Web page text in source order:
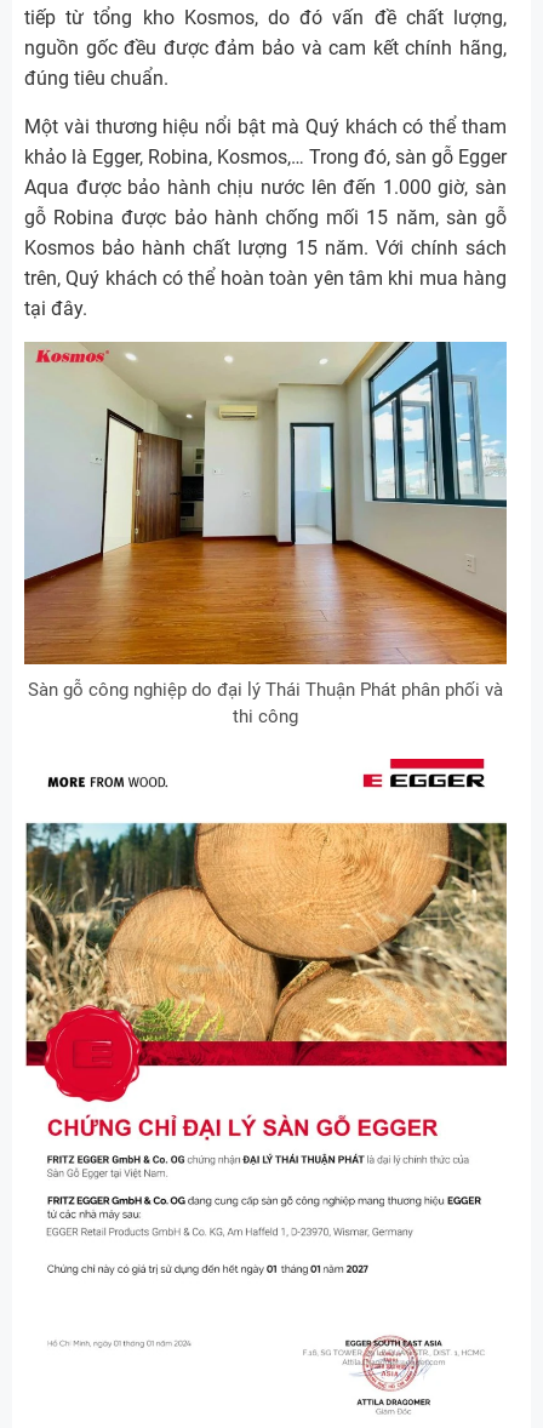
tiếp từ tổng kho Kosmos, do đó vấn đề chất lượng,
nguồn gốc đều được đảm bảo và cam kết chính hãng,
đúng tiêu chuẩn.
Một vài thương hiệu nổi bật mà Quý khách có thể tham
khảo là Egger, Robina, Kosmos,… Trong đó, sàn gỗ Egger
Aqua được bảo hành chịu nước lên đến 1.000 giờ, sàn
gỗ Robina được bảo hành chống mối 15 năm, sàn gỗ
Kosmos bảo hành chất lượng 15 năm. Với chính sách
trên, Quý khách có thể hoàn toàn yên tâm khi mua hàng
tại đây.
Sàn gỗ công nghiệp do đại lý Thái Thuận Phát phân phối và
thi công